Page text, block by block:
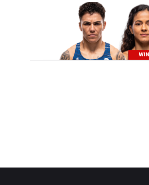
WIN